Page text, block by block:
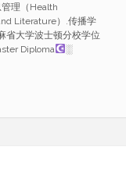
理（Health
Literature）.传播学
省大学波士顿分校学位
Diploma
░